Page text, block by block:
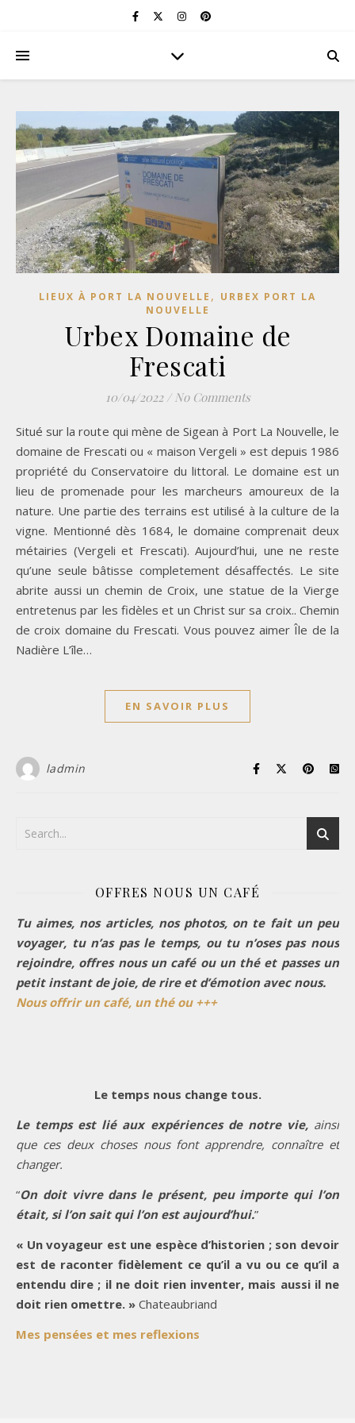
LIEUX À PORT LA NOUVELLE , URBEX PORT LA
NOUVELLE
Urbex Domaine de
Frescati
10/04/2022 / No Comments
Situé sur la route qui mène de Sigean à Port La Nouvelle, le
domaine de Frescati ou « maison Vergeli » est depuis 1986
propriété du Conservatoire du littoral. Le domaine est un
lieu de promenade pour les marcheurs amoureux de la
nature. Une partie des terrains est utilisé à la culture de la
vigne. Mentionné dès 1684, le domaine comprenait deux
métairies (Vergeli et Frescati). Aujourd’hui, une ne reste
qu’une seule bâtisse completement désaffectés. Le site
abrite aussi un chemin de Croix, une statue de la Vierge
entretenus par les fidèles et un Christ sur sa croix.. Chemin
de croix domaine du Frescati. Vous pouvez aimer Île de la
Nadière L’île…
EN SAVOIR PLUS
ladmin
OFFRES NOUS UN CAFÉ
Tu aimes, nos articles, nos photos, on te fait un peu
voyager, tu n’as pas le temps, ou tu n’oses pas nous
rejoindre, offres nous un café ou un thé et passes un
petit instant de joie, de rire et d’émotion avec nous.
Nous offrir un café, un thé ou +++
Le temps nous change tous.
Le temps est lié aux expériences de notre vie, ainsi
que ces deux choses nous font apprendre, connaître et
changer.
“On doit vivre dans le présent, peu importe qui l’on
était, si l’on sait qui l’on est aujourd’hui.”
« Un voyageur est une espèce d’historien ; son devoir
est de raconter fidèlement ce qu’il a vu ou ce qu’il a
entendu dire ; il ne doit rien inventer, mais aussi il ne
doit rien omettre. » Chateaubriand
Mes pensées et mes reflexions